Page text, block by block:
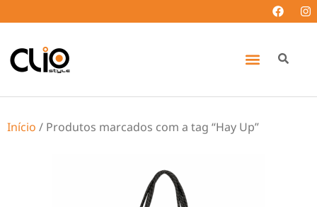
Início / Produtos marcados com a tag “Hay Up”